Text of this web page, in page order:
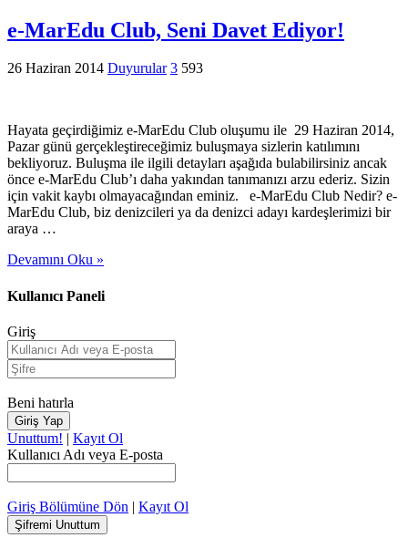
e-MarEdu Club, Seni Davet Ediyor!
26 Haziran 2014 Duyurular 3 593
Hayata geçirdiğimiz e-MarEdu Club oluşumu ile 29 Haziran 2014,
Pazar günü gerçekleştireceğimiz buluşmaya sizlerin katılımını
bekliyoruz. Buluşma ile ilgili detayları aşağıda bulabilirsiniz ancak
önce e-MarEdu Club’ı daha yakından tanımanızı arzu ederiz. Sizin
için vakit kaybı olmayacağından eminiz. e-MarEdu Club Nedir? e-
MarEdu Club, biz denizcileri ya da denizci adayı kardeşlerimizi bir
araya …
Devamını Oku »
Kullanıcı Paneli
Giriş
Beni hatırla
Unuttum! | Kayıt Ol
Kullanıcı Adı veya E-posta
Giriş Bölümüne Dön | Kayıt Ol